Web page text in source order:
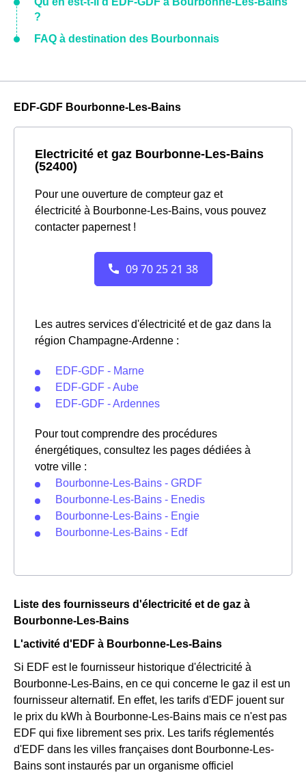
?
FAQ à destination des Bourbonnais
EDF-GDF Bourbonne-Les-Bains
Electricité et gaz Bourbonne-Les-Bains
(52400)
Pour une ouverture de compteur gaz et
électricité à Bourbonne-Les-Bains, vous pouvez
contacter papernest !
Les autres services d'électricité et de gaz dans la
région Champagne-Ardenne :
EDF-GDF - Marne
EDF-GDF - Aube
EDF-GDF - Ardennes
Pour tout comprendre des procédures
énergétiques, consultez les pages dédiées à
votre ville :
Bourbonne-Les-Bains - GRDF
Bourbonne-Les-Bains - Enedis
Bourbonne-Les-Bains - Engie
Bourbonne-Les-Bains - Edf
Liste des fournisseurs d'électricité et de gaz à
Bourbonne-Les-Bains
L'activité d'EDF à Bourbonne-Les-Bains
Si EDF est le fournisseur historique d'électricité à
Bourbonne-Les-Bains, en ce qui concerne le gaz il est un
fournisseur alternatif. En effet, les tarifs d'EDF jouent sur
le prix du kWh à Bourbonne-Les-Bains mais ce n'est pas
EDF qui fixe librement ses prix. Les tarifs réglementés
d'EDF dans les villes françaises dont Bourbonne-Les-
Bains sont instaurés par un organisme officiel